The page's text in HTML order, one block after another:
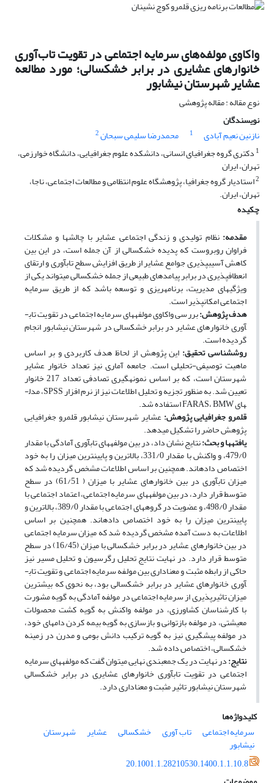
واکاوی مولفه‌های سرمایه اجتماعی در تقویت تا‌ب‌آوری
خانوار‌های عشایری در برابر خشکسالی؛ مورد مطالعه
عشایر شهرستان نیشابور
نوع مقاله : مقاله پژوهشی
نویسندگان
نازنین نعیم آبادی
1 محمدرضا سلیمی سبحان2
1 دکتری گروه جغرافیای انسانی، دانشکده علوم جغرافیایی، دانشگاه خوارزمی،
تهران، ایران
2استادیار گروه جغرافیا، پژوهشگاه علوم انتظامی و مطالعات اجتماعی، ناجا،
تهران، ایران.
چکیده
مقدمه:نظام تولیدی و زندگی اجتماعی عشایر با چالش­ها و مشکلات
فراوان روبروست که پدیده خشکسالی از آن جمله است، در این بین
کاهش آسیب­پذیری جوامع عشایر از طریق افزایش سطح تاب­آوری و ارتقای
انعطاف­پذیری در برابر پیامد­های طبیعی از جمله خشکسالی می­تواند یکی از
ویژگی­های مدیریت، برنامه­ریزی و توسعه باشد که از طریق سرمایه
اجتماعی امکان­پذیر است.
هدف پژوهش:بررسی واکاوی مولفه­های سرمایه اجتماعی در تقویت تاب­
آوری خانوار­های عشایر در برابر خشکسالی در شهرستان نیشابور انجام
گردیده است.
روش­شناسی تحقیق: این پژوهش از لحاظ هدف کاربردی و بر اساس
ماهیت توصیفی-تحلیلی است. جامعه آماری نیز تعداد خانوار عشایر
شهرستان است، که بر اساس نمونه­گیری تصادفی تعداد 217 خانوار
تعیین شد. به منظور تجزیه و تحلیل اطلاعات نیز از نرم افزار SPSS، مدل­
های FARAS، BMW استفاده شد.
قلمرو جغرافیایی پژوهش:عشایر شهرستان نیشابور قلمرو جغرافیایی
پژوهش حاضر را تشکیل می­دهد.
یافته­ها و بحث:نتایج نشان داد، در بین مولفه­های تاب­آوری آمادگی با مقدار
479/0، و واکنش با مقدار 331/0، بالاترین و پایین­ترین میزان را به خود
اختصاص داده­اند. همچنین بر اساس اطلاعات مشخص گردیده شد که
میزان تاب­آوری در بین خانوار­های عشایر با میزان ( 61/51) در سطح
متوسط قرار دارد، در بین مولفه­های سرمایه اجتماعی، اعتماد اجتماعی با
مقدار 498/0، و عضویت در گروه­های اجتماعی با مقدار 389/0، بالاترین و
پایین­ترین میزان را به خود اختصاص داده­اند. همچنین بر اساس
اطلاعات به دست آمده مشخص گردیده شد که میزان سرمایه اجتماعی
در بین خانوار­های عشایر در برابر خشکسالی با میزان (16/45) در سطح
متوسط قرار دارد. در نهایت نتایج تحلیل رگرسیون و تحلیل مسیر نیز
حاکی از رابطه مثبت و معناداری بین مولفه سرمایه اجتماعی و تقویت تاب­
آوری خانوار­های عشایر در برابر خشکسالی بود، به نحوی که بیشترین
میزان تاثیرپذیری از سرمایه اجتماعی در مولفه آمادگی به گویه مشورت
با کارشناسان کشاورزی، در مولفه واکنش به گویه کشت محصولات
معیشتی، در مولفه بازتوانی و بازسازی به گویه بیمه کردن دام­های خود،
در مولفه پیشگیری نیز به گویه ترکیب دانش بومی و مدرن در زمینه
خشکسالی، اختصاص داده شد.
نتایج:در نهایت در یک جمع­بندی نهایی می­توان گفت که مولفه­های سرمایه
اجتماعی در تقویت تاب­آوری خانوار­های عشایری در برابر خشکسالی
شهرستان نیشابور تاثیر مثبت و معناداری دارد.
کلیدواژه‌ها
سرمایه اجتماعی
تاب آوری خشکسالی عشایر شهرستان
نیشابور
20.1001.1.28210530.1400.1.1.10.8